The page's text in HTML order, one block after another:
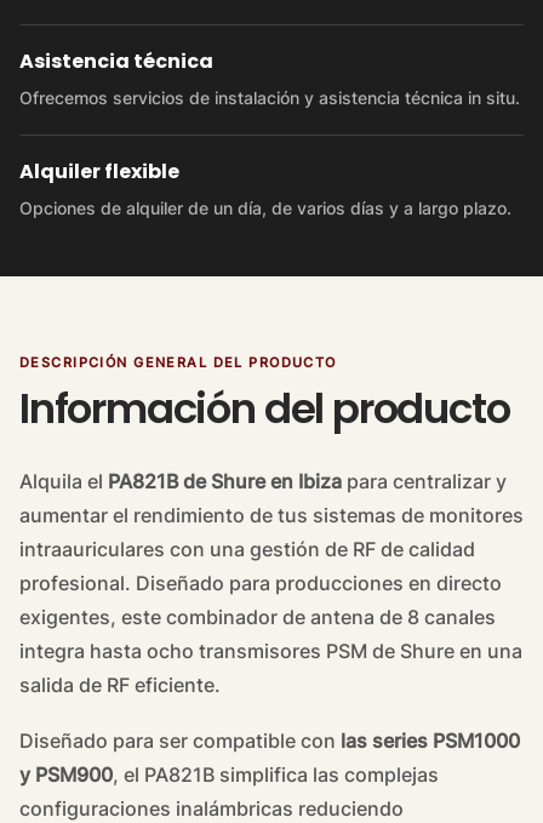
Asistencia técnica
Ofrecemos servicios de instalación y asistencia técnica in situ.
Alquiler flexible
Opciones de alquiler de un día, de varios días y a largo plazo.
DESCRIPCIÓN GENERAL DEL PRODUCTO
Información del producto
Alquila el PA821B de Shure en Ibiza para centralizar y
aumentar el rendimiento de tus sistemas de monitores
intraauriculares con una gestión de RF de calidad
profesional. Diseñado para producciones en directo
exigentes, este combinador de antena de 8 canales
integra hasta ocho transmisores PSM de Shure en una
salida de RF eficiente.
Diseñado para ser compatible con las series PSM1000
y PSM900, el PA821B simplifica las complejas
configuraciones inalámbricas reduciendo